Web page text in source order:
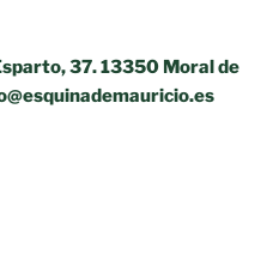
37. 13350 Moral de